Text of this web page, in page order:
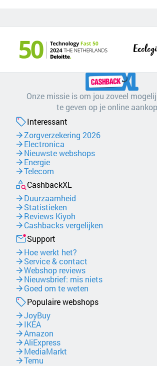
Onze missie is om jou zoveel
te geven op je online
Interessant
Zorgverzekering 2026
Electronica
Nieuwste webshops
Energie
Telecom
CashbackXL
Duurzaamheid
Statistieken
Reviews Kiyoh
Cashbacks vergelijken
Support
Hoe werkt het?
Service & contact
Webshop reviews
Nieuwsbrief: mis niets
Goed om te weten
Populaire webshops
JoyBuy
IKEA
Amazon
AliExpress
MediaMarkt
Temu